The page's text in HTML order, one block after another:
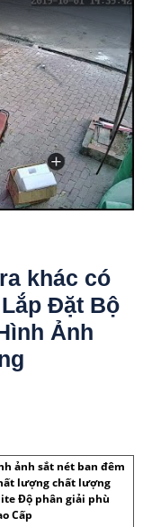
khác có
Đặt Bộ
Ảnh
ảnh sắt nét ban đêm
lượng chất lượng
Độ phân giải phù
Cấp